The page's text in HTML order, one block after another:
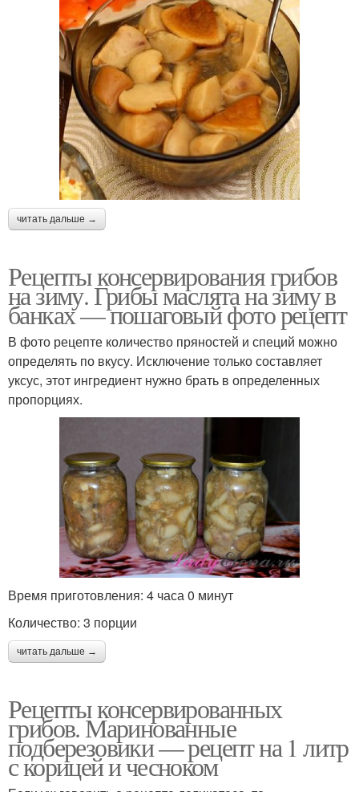
читать дальше →
Рецепты консервирования грибов
на зиму. Грибы маслята на зиму в
банках — пошаговый фото рецепт
В фото рецепте количество пряностей и специй можно
определять по вкусу. Исключение только составляет
уксус, этот ингредиент нужно брать в определенных
пропорциях.
Время приготовления: 4 часа 0 минут
Количество: 3 порции
читать дальше →
Рецепты консервированных
грибов. Маринованные
подберезовики — рецепт на 1 литр
с корицей и чесноком